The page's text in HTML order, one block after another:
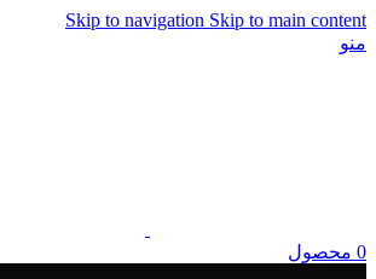
Skip to navigation Skip to main content
منو
0 محصول